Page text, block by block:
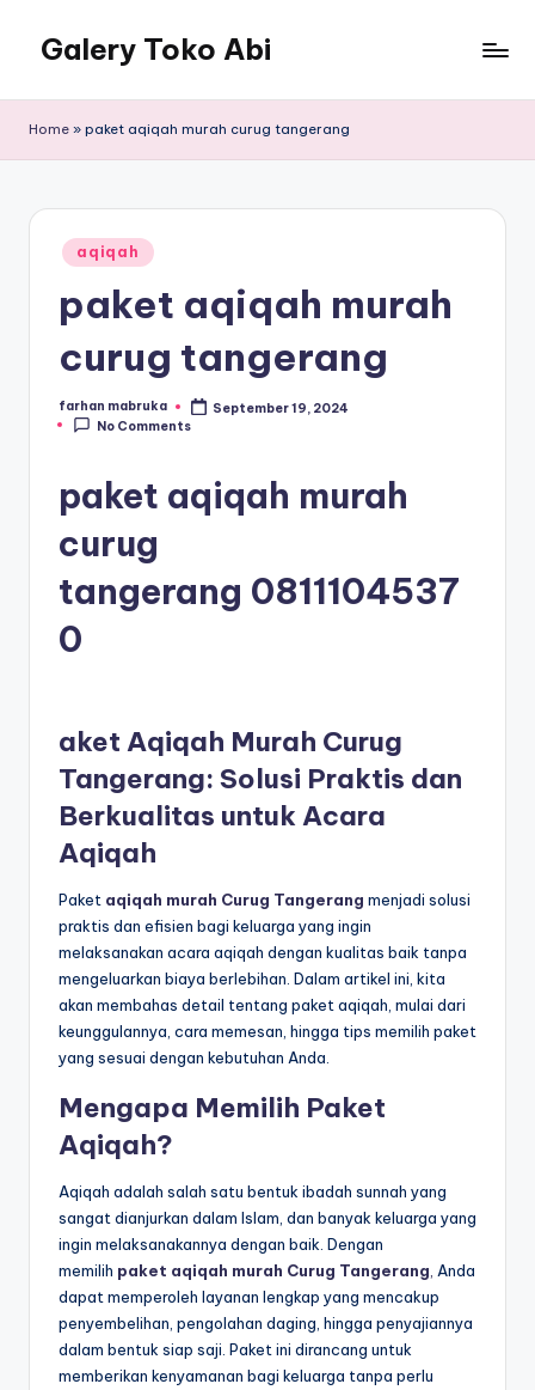
Galery Toko Abi
Home » paket aqiqah murah curug tangerang
Posted
in
aqiqah
paket aqiqah murah
curug tangerang
Posted
by
farhan mabruka
September 19, 2024
No Comments
paket aqiqah murah
curug
tangerang 0811104537
0
aket Aqiqah Murah Curug
Tangerang: Solusi Praktis dan
Berkualitas untuk Acara
Aqiqah
Paket aqiqah murah Curug Tangerang menjadi solusi
praktis dan efisien bagi keluarga yang ingin
melaksanakan acara aqiqah dengan kualitas baik tanpa
mengeluarkan biaya berlebihan. Dalam artikel ini, kita
akan membahas detail tentang paket aqiqah, mulai dari
keunggulannya, cara memesan, hingga tips memilih paket
yang sesuai dengan kebutuhan Anda.
Mengapa Memilih Paket
Aqiqah?
Aqiqah adalah salah satu bentuk ibadah sunnah yang
sangat dianjurkan dalam Islam, dan banyak keluarga yang
ingin melaksanakannya dengan baik. Dengan
memilih paket aqiqah murah Curug Tangerang Anda
dapat memperoleh layanan lengkap yang mencakup
penyembelihan, pengolahan daging, hingga penyajiannya
dalam bentuk siap saji. Paket ini dirancang untuk
memberikan kenyamanan bagi keluarga tanpa perlu